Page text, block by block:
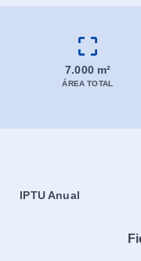
7.000 m²
ÁREA TOTAL
IPTU Anual